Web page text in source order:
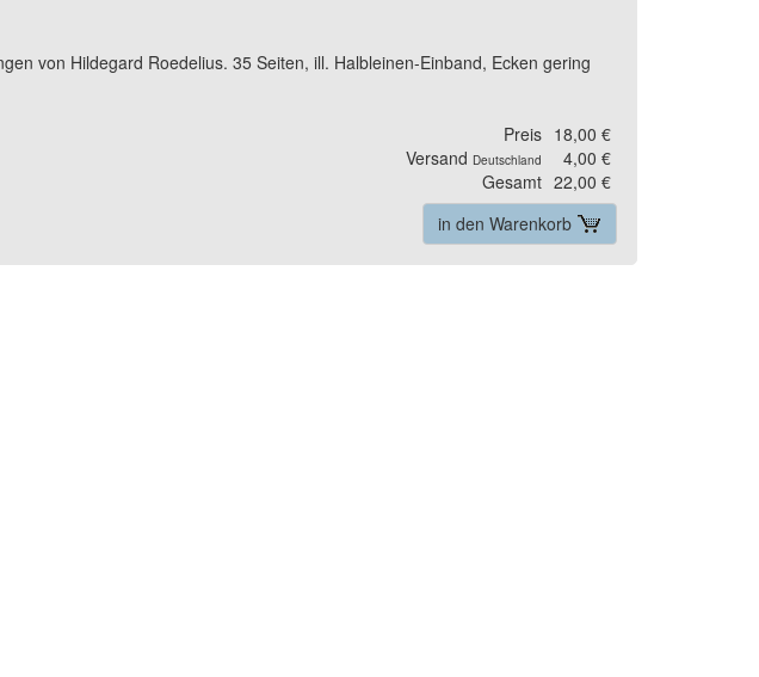
von Hildegard Roedelius. 35 Seiten, ill. Halbleinen-Einband, Ecken gering
Preis 18,00 €
Versand Deutschland
4,00 €
Gesamt 22,00 €
in den Warenkorb